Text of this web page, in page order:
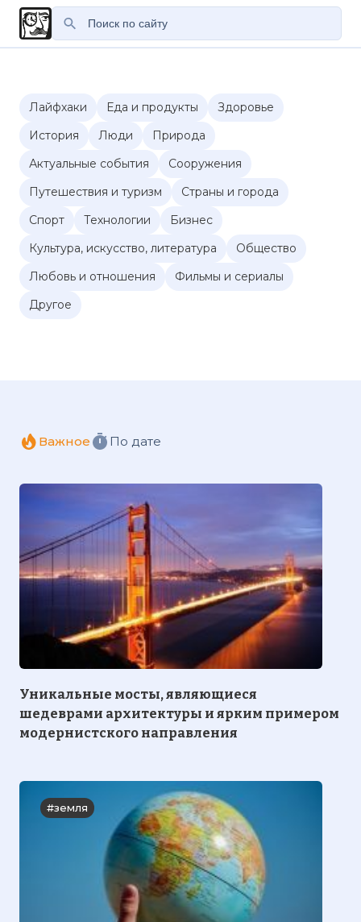
Лайфхаки Еда и продукты
Здоровье
История
Люди
Природа
Актуальные события
Сооружения
Путешествия и туризм
Страны и города
Спорт
Технологии
Бизнес
Культура, искусство, литература
Общество
Любовь и отношения
Фильмы и сериалы
Другое
Важное По дате
Уникальные мосты, являющиеся
шедеврами архитектуры и ярким примером
модернистского направления
#земля